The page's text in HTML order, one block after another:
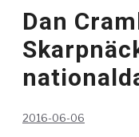
Dan
2016-06-06